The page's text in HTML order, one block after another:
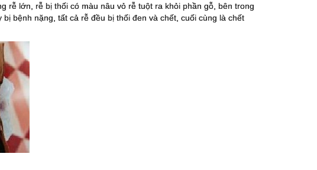
rễ lớn, rễ bị thối có màu nâu vỏ rễ tuột ra khỏi phần gỗ, bên trong
bệnh nặng, tất cả rễ đều bị thối đen và chết, cuối cùng là chết